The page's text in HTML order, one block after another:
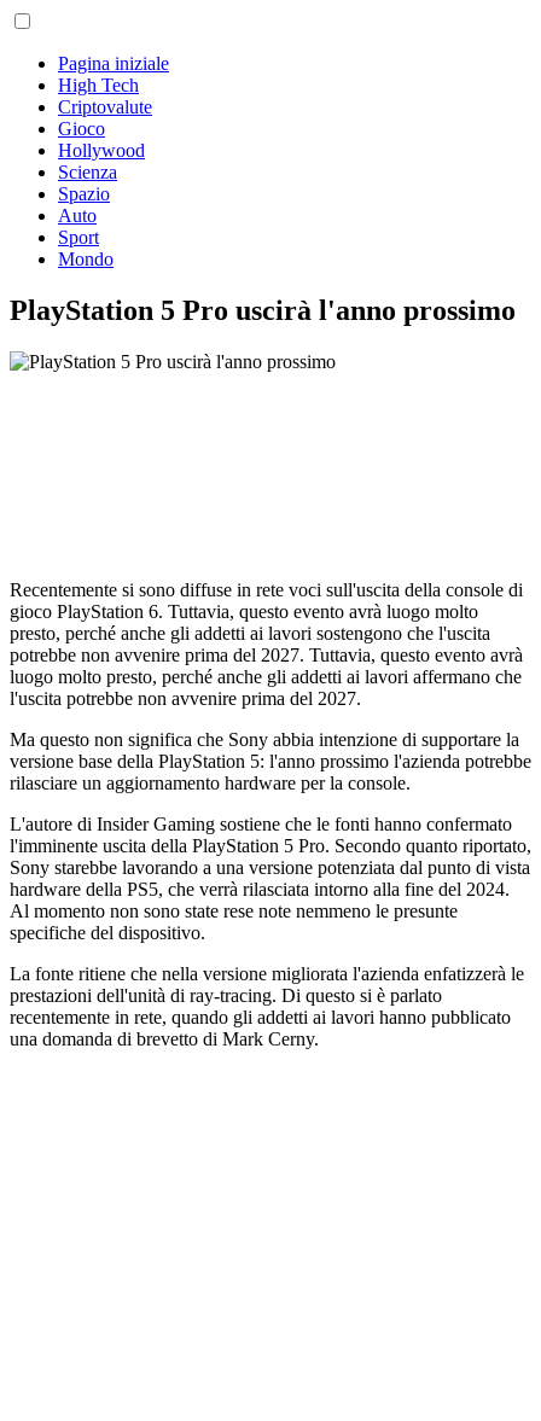
Pagina iniziale
High Tech
Criptovalute
Gioco
Hollywood
Scienza
Spazio
Auto
Sport
Mondo
PlayStation 5 Pro uscirà l'anno prossimo
Recentemente si sono diffuse in rete voci sull'uscita della console di
gioco PlayStation 6. Tuttavia, questo evento avrà luogo molto
presto, perché anche gli addetti ai lavori sostengono che l'uscita
potrebbe non avvenire prima del 2027. Tuttavia, questo evento avrà
luogo molto presto, perché anche gli addetti ai lavori affermano che
l'uscita potrebbe non avvenire prima del 2027.
Ma questo non significa che Sony abbia intenzione di supportare la
versione base della PlayStation 5: l'anno prossimo l'azienda potrebbe
rilasciare un aggiornamento hardware per la console.
L'autore di Insider Gaming sostiene che le fonti hanno confermato
l'imminente uscita della PlayStation 5 Pro. Secondo quanto riportato,
Sony starebbe lavorando a una versione potenziata dal punto di vista
hardware della PS5, che verrà rilasciata intorno alla fine del 2024.
Al momento non sono state rese note nemmeno le presunte
specifiche del dispositivo.
La fonte ritiene che nella versione migliorata l'azienda enfatizzerà le
prestazioni dell'unità di ray-tracing. Di questo si è parlato
recentemente in rete, quando gli addetti ai lavori hanno pubblicato
una domanda di brevetto di Mark Cerny.